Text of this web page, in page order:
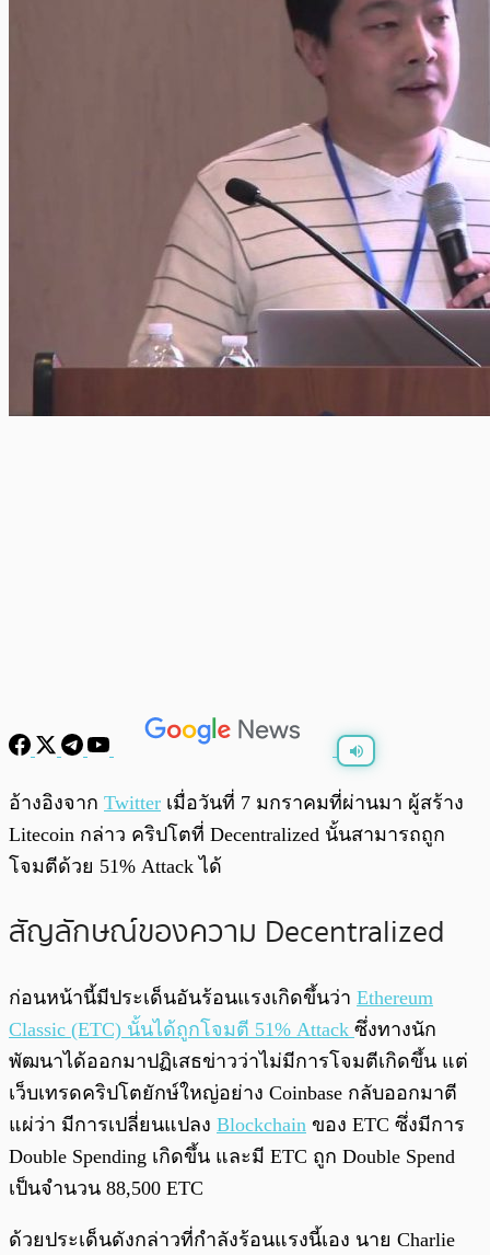
/0:00
อ้างอิงจาก Twitter เมื่อวันที่ 7 มกราคมที่ผ่านมา ผู้สร้าง
Litecoin กล่าว คริปโตที่ Decentralized นั้นสามารถถูก
โจมตีด้วย 51% Attack ได้
สัญลักษณ์ของความ Decentralized
ก่อนหน้านี้มีประเด็นอันร้อนแรงเกิดขึ้นว่า Ethereum
Classic (ETC) นั้นได้ถูกโจมตี 51% Attack ซึ่งทางนัก
พัฒนาได้ออกมาปฏิเสธข่าวว่าไม่มีการโจมตีเกิดขึ้น แต่
เว็บเทรดคริปโตยักษ์ใหญ่อย่าง Coinbase กลับออกมาตี
แผ่ว่า มีการเปลี่ยนแปลง Blockchain ของ ETC ซึ่งมีการ
Double Spending เกิดขึ้น และมี ETC ถูก Double Spend
เป็นจำนวน 88,500 ETC
ด้วยประเด็นดังกล่าวที่กำลังร้อนแรงนี้เอง นาย Charlie